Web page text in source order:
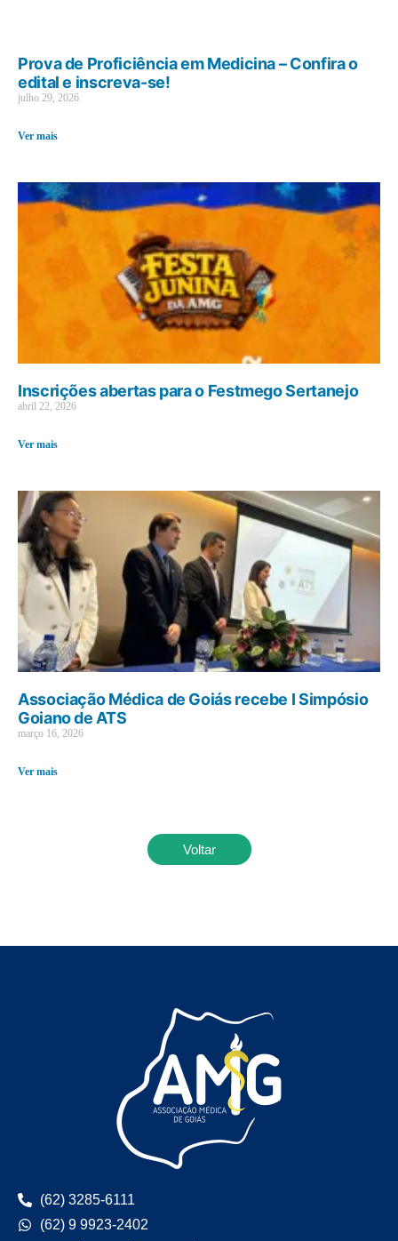
Prova de Proficiência em Medicina – Confira o
edital e inscreva-se!
julho 29, 2026
Ver mais
Inscrições abertas para o Festmego Sertanejo
abril 22, 2026
Ver mais
Associação Médica de Goiás recebe I Simpósio
Goiano de ATS
março 16, 2026
Ver mais
Voltar
(62) 3285-6111
(62) 9 9923-2402